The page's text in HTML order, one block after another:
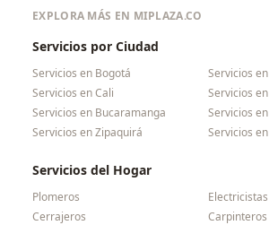
EXPLORA MÁS EN MIPLAZA.CO
Servicios por Ciudad
Servicios en Bogotá Servicios en
Servicios enCali Servicios en
Servicios en Bucaramanga Servicios en
Servicios enZipaquirá Servicios en
Servicios del Hogar
Plomeros
Electricistas
Cerrajeros
Carpinteros